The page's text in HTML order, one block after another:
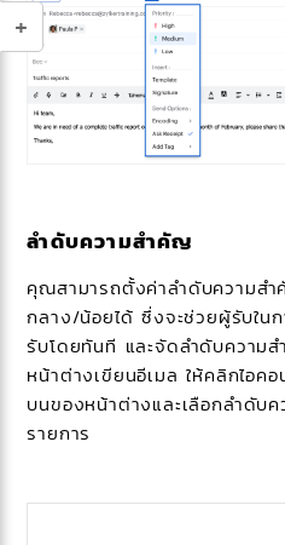
ลำดับความสำคัญ
คุณสามารถตั้งค่าลำดับความส
กลาง/น้อยได้ ซึ่งจะช่วยผู้รับใน
รับโดยทันที และจัดลำดับความส
หน้าต่างเขียนอีเมล ให้คลิกไอค
บนของหน้าต่างและเลือกลำดับ
รายการ